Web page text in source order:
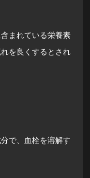
まれている栄養素
を良くするとされ
で、血栓を溶解す